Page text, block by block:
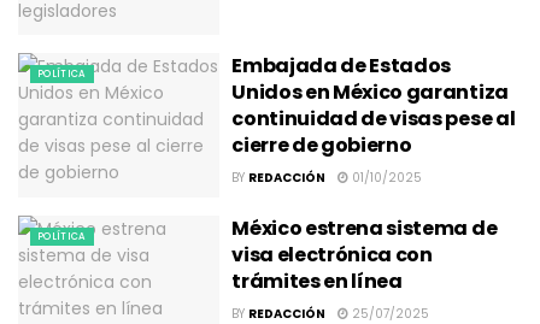
POLÍTICA
Embajada de Estados
Unidos en México garantiza
continuidad de visas pese al
cierre de gobierno
BY REDACCIÓN 01/10/2025
POLÍTICA
México estrena sistema de
visa electrónica con
trámites en línea
BY REDACCIÓN 25/07/2025